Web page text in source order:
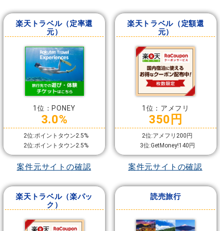
楽天トラベル（定率還
元）
1位：PONEY
3.0%
2位:ポイントタウン2.5%
2位:ポイントタウン2.5%
案件元サイトの確認
楽天トラベル（定額還
元）
1位：アメフリ
350円
2位:アメフリ200円
3位:GetMoney!140円
案件元サイトの確認
楽天トラベル（楽パッ
ク）
読売旅行